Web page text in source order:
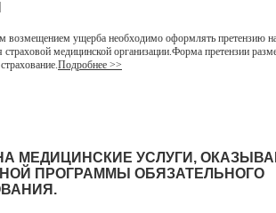
возмещением ущерба необходимо оформлять претензию
медицинской организации.Форма претензии
Подробнее >>
МЕДИЦИНСКИЕ УСЛУГИ,
ПРОГРАММЫ ОБЯЗАТЕЛЬНОГО